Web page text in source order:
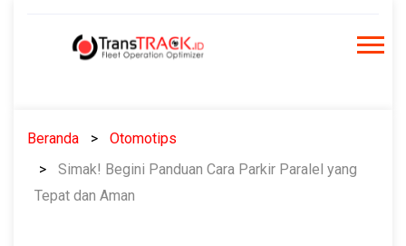
Beranda
Otomotips
Simak! Begini Panduan Cara Parkir Paralel yang
Tepat dan Aman